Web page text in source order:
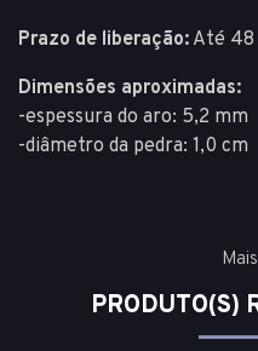
Prazo de liberação: Até 48
Dimensões aproximadas:
-espessura do aro: 5,2 mm
-diâmetro da pedra: 1,0 cm
PRODUTO(S)